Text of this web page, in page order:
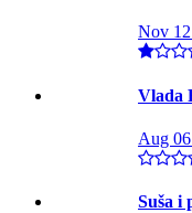
Nov
Vlada
Aug
Suša i